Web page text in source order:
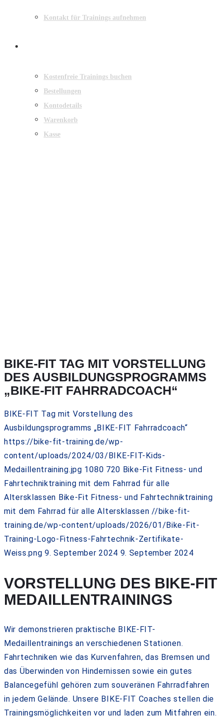
Kontakt für Trainings aufnehmen
Kostenfreie Trainings buchen
Bestellungen
Kontodetails
Warenkorb
Kasse
BIKE-FIT TAG MIT VORSTELLUNG
DES AUSBILDUNGSPROGRAMMS
„BIKE-FIT FAHRRADCOACH“
BIKE-FIT Tag mit Vorstellung des
Ausbildungsprogramms „BIKE-FIT Fahrradcoach“
https://bike-fit-training.de/wp-
content/uploads/2024/03/BIKE-FIT-Kids-
Medaillentraining.jpg 1080 720 Bike-Fit Fitness- und
Fahrtechniktraining mit dem Fahrrad für alle
Altersklassen Bike-Fit Fitness- und Fahrtechniktraining
mit dem Fahrrad für alle Altersklassen //bike-fit-
training.de/wp-content/uploads/2026/01/Bike-Fit-
Training-Logo-Fitness-Fahrtechnik-Zertifikate-
Weiss.png 9. September 2024 9. September 2024
VORSTELLUNG DES BIKE-FIT
MEDAILLENTRAININGS
Wir demonstrieren praktische BIKE-FIT-
Medaillentrainings an verschiedenen Stationen.
Fahrtechniken wie das Kurvenfahren, das Bremsen und
das Überwinden von Hindernissen sowie ein gutes
Balancegefühl gehören zum souveränen Fahrradfahren
in jedem Gelände. Unsere BIKE-FIT Coaches stellen die
Trainingsmöglichkeiten vor und laden zum Mitfahren ein.